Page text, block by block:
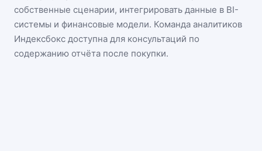
собственные сценарии, интегрировать данные в BI-
системы и финансовые модели. Команда аналитиков
Индексбокс доступна для консультаций по
содержанию отчёта после покупки.